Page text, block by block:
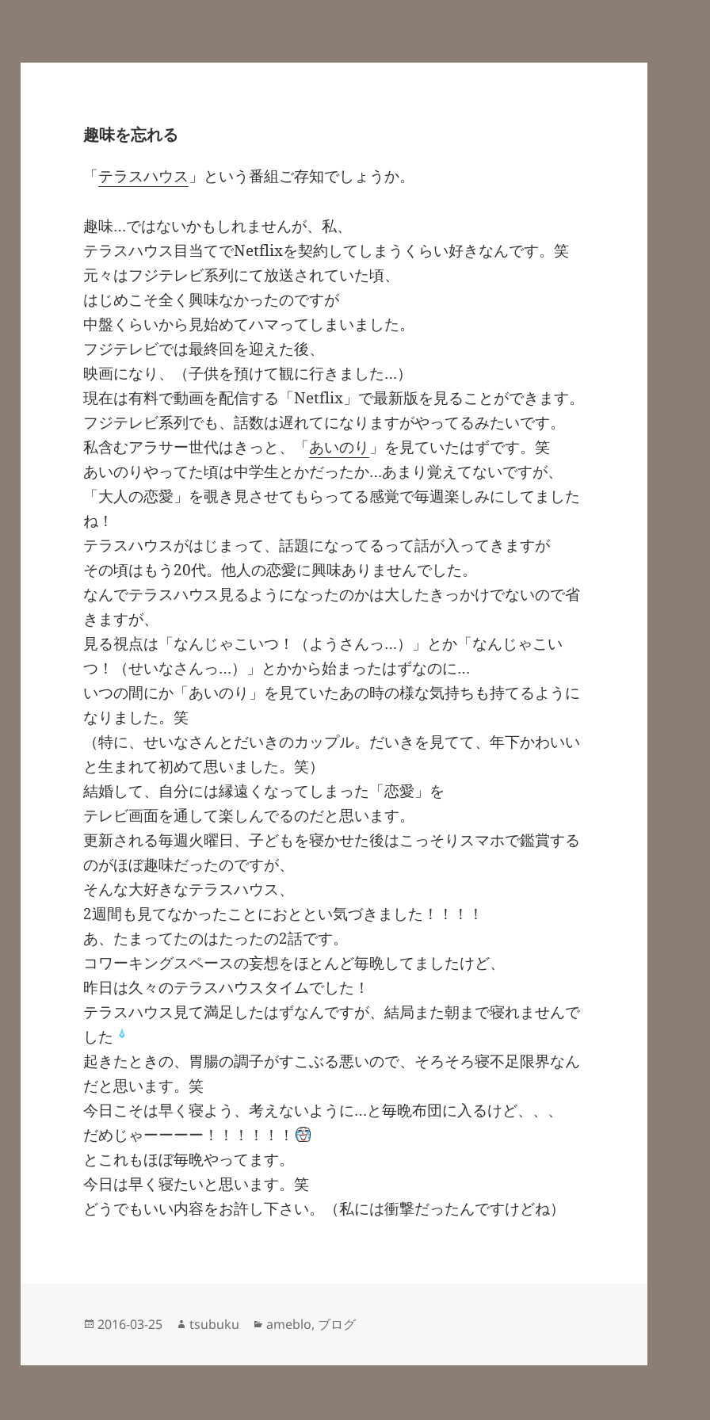
趣味を忘れる
「テラスハウス 」という番組ご存知でしょうか。
趣味…ではないかもしれませんが、私、
テラスハウス目当てでNetflixを契約してしまうくらい好きなんです。笑
元々はフジテレビ系列にて放送されていた頃、
はじめこそ全く興味なかったのですが
中盤くらいから見始めてハマってしまいました。
フジテレビでは最終回を迎えた後、
映画になり、（子供を預けて観に行きました…）
現在は有料で動画を配信する「Netflix」で最新版を見ることができます。
フジテレビ系列でも、話数は遅れてになりますがやってるみたいです。
私含むアラサー世代はきっと、「あいのり 」を見ていたはずです。笑
あいのりやってた頃は中学生とかだったか…あまり覚えてないですが、
「大人の恋愛」を覗き見させてもらってる感覚で毎週楽しみにしてました
ね！
テラスハウスがはじまって、話題になってるって話が入ってきますが
その頃はもう20代。他人の恋愛に興味ありませんでした。
なんでテラスハウス見るようになったのかは大したきっかけでないので省
きますが、
見る視点は「なんじゃこいつ！（ようさんっ…）」とか「なんじゃこい
つ！（せいなさんっ…）」とかから始まったはずなのに…
いつの間にか「あいのり」を見ていたあの時の様な気持ちも持てるように
なりました。笑
（特に、せいなさんとだいきのカップル。だいきを見てて、年下かわいい
と生まれて初めて思いました。笑）
結婚して、自分には縁遠くなってしまった「恋愛」を
テレビ画面を通して楽しんでるのだと思います。
更新される毎週火曜日、子どもを寝かせた後はこっそりスマホで鑑賞する
のがほぼ趣味だったのですが、
そんな大好きなテラスハウス、
2週間も見てなかったことにおととい気づきました！！！！
あ、たまってたのはたったの2話です。
コワーキングスペースの妄想をほとんど毎晩してましたけど、
昨日は久々のテラスハウスタイムでした！
テラスハウス見て満足したはずなんですが、結局また朝まで寝れませんで
した
起きたときの、胃腸の調子がすこぶる悪いので、そろそろ寝不足限界なん
だと思います。笑
今日こそは早く寝よう、考えないように…と毎晩布団に入るけど、、、
だめじゃーーーー！！！！！！
とこれもほぼ毎晩やってます。
今日は早く寝たいと思います。笑
どうでもいい内容をお許し下さい。（私には衝撃だったんですけどね）
投
日:
2016-03-25
作
者
tsubuku
カ
ゴ
ameblo, ブログ